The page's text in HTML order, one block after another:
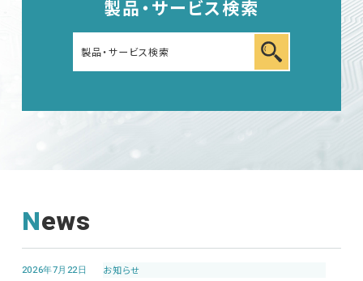
製品・サービス検索
News
2026年7月22日 お知らせ